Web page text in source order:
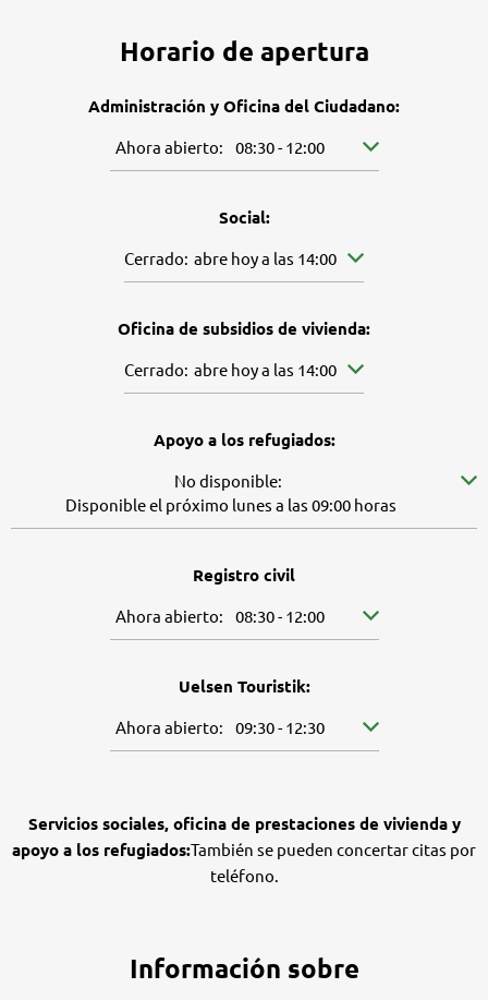
Horario de apertura
Administración y Oficina del Ciudadano:
Pulse para ocultar más horarios de apertura o
Ahora abierto: 08:30-12:00 De 08:30 a 12:00
Social:
Pulse para ocultar más horarios de apertura o
Cerrado: abre hoy a las 14:00
Oficina de subsidios de vivienda:
Pulse para ocultar más horarios de apertura o
Cerrado: abre hoy a las 14:00
Apoyo a los refugiados:
Pulse para ocultar más disponibilidades
No disponible:
Disponible el próximo lunes a las 09:00 horas
Registro civil
Pulse para ocultar más horarios de apertura o
Ahora abierto: 08:30-12:00 De 08:30 a 12:00
Uelsen Touristik:
Pulse para ocultar más horarios de apertura o
Ahora abierto: 09:30-12:30 De 09:30 a 12:30
Servicios sociales, oficina de prestaciones de vivienda y
apoyo a los refugiados:También se pueden concertar citas por
teléfono.
Información sobre